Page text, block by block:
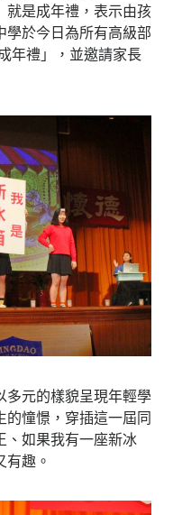
就是成年禮，表示由孩
學於今日為所有高級部
年禮」，並邀請家長
多元的樣貌呈現年輕學
的憧憬，穿插這一屆同
、如果我有一座新冰
趣。